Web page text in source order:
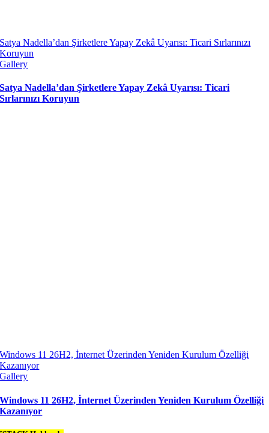
Satya Nadella’dan Şirketlere Yapay Zekâ Uyarısı: Ticari Sırlarınızı
Koruyun
Gallery
Satya Nadella’dan Şirketlere Yapay Zekâ Uyarısı: Ticari
Sırlarınızı Koruyun
Windows 11 26H2, İnternet Üzerinden Yeniden Kurulum Özelliği
Kazanıyor
Gallery
Windows 11 26H2, İnternet Üzerinden Yeniden Kurulum Özelliği
Kazanıyor